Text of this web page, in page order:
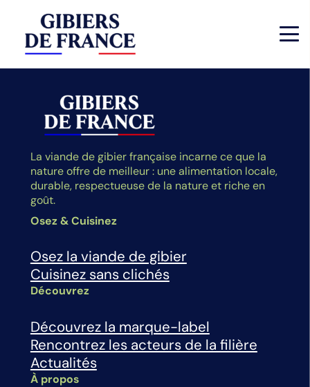
La viande de gibier française incarne ce que la
nature offre de meilleur : une alimentation locale,
durable, respectueuse de la nature et riche en
goût.
Osez & Cuisinez
Osez la viande de gibier
Cuisinez sans clichés
Découvrez
Découvrez la marque-label
Rencontrez les acteurs de la filière
Actualités
À propos